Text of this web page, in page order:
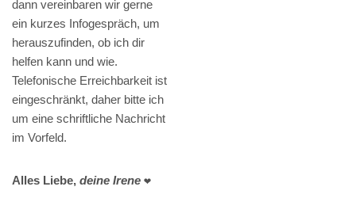
dann vereinbaren wir gerne
ein kurzes Infogespräch, um
herauszufinden, ob ich dir
helfen kann und wie.
Telefonische Erreichbarkeit ist
eingeschränkt, daher bitte ich
um eine schriftliche Nachricht
im Vorfeld.
Alles Liebe, deine Irene ❤️